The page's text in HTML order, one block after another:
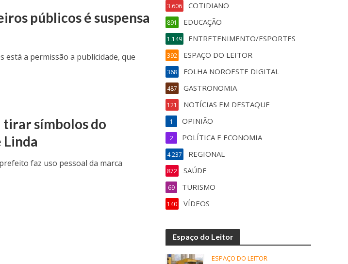
públicos é suspensa
a permissão a publicidade, que
tirar símbolos do
Linda
faz uso pessoal da marca
COTIDIANO
3.606
EDUCAÇÃO
891
ENTRETENIMENTO/ESPORTES
1.149
ESPAÇO DO LEITOR
392
FOLHA NOROESTE DIGITAL
368
GASTRONOMIA
487
NOTÍCIAS EM DESTAQUE
121
OPINIÃO
1
POLÍTICA E ECONOMIA
2
REGIONAL
4.237
SAÚDE
872
TURISMO
69
VÍDEOS
140
Espaço do Leitor
ESPAÇO DO LEITOR